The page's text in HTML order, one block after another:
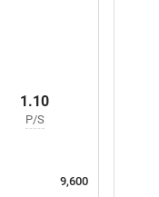
1.10
P/S
9,600